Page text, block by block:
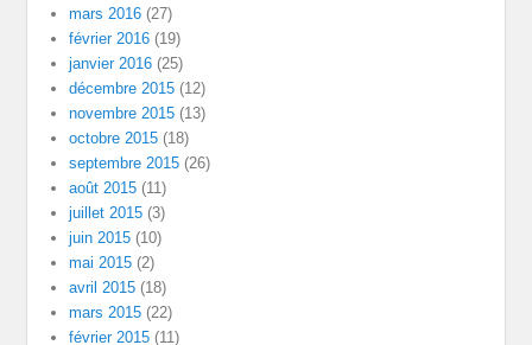
mars 2016 (27)
février 2016 (19)
janvier 2016 (25)
décembre 2015 (12)
novembre 2015 (13)
octobre 2015 (18)
septembre 2015 (26)
août 2015 (11)
juillet 2015 (3)
juin 2015 (10)
mai 2015 (2)
avril 2015 (18)
mars 2015 (22)
février 2015 (11)